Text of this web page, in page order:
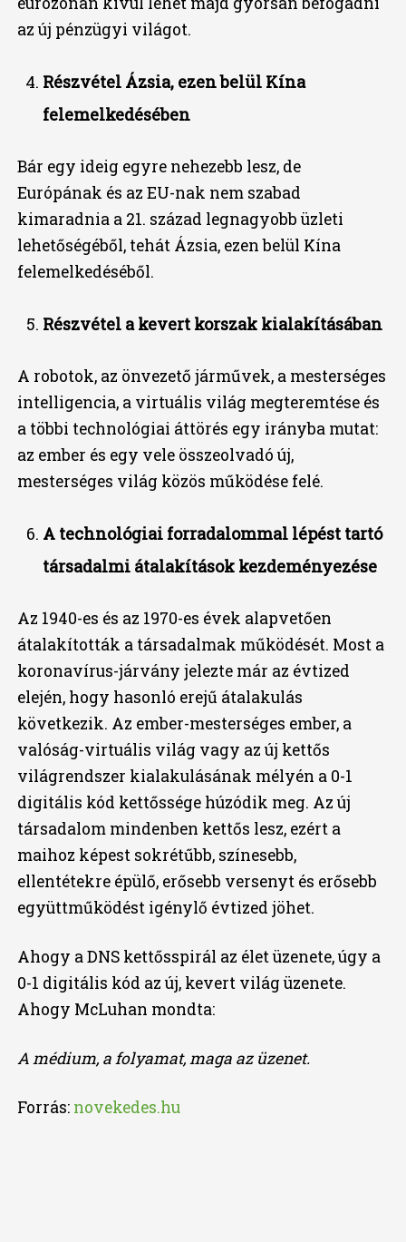
az új pénzügyi világot.
Részvétel Ázsia, ezen belül Kína
felemelkedésében
Bár egy ideig egyre nehezebb lesz, de
Európának és az EU-nak nem szabad
kimaradnia a 21. század legnagyobb üzleti
lehetőségéből, tehát Ázsia, ezen belül Kína
felemelkedéséből.
Részvétel a kevert korszak kialakításában
A robotok, az önvezető járművek, a mesterséges
intelligencia, a virtuális világ megteremtése és
a többi technológiai áttörés egy irányba mutat:
az ember és egy vele összeolvadó új,
mesterséges világ közös működése felé.
A technológiai forradalommal lépést tartó
társadalmi átalakítások kezdeményezése
Az 1940-es és az 1970-es évek alapvetően
átalakították a társadalmak működését. Most a
koronavírus-járvány jelezte már az évtized
elején, hogy hasonló erejű átalakulás
következik. Az ember-mesterséges ember, a
valóság-virtuális világ vagy az új kettős
világrendszer kialakulásának mélyén a 0-1
digitális kód kettőssége húzódik meg. Az új
társadalom mindenben kettős lesz, ezért a
maihoz képest sokrétűbb, színesebb,
ellentétekre épülő, erősebb versenyt és erősebb
együttműködést igénylő évtized jöhet.
Ahogy a DNS kettősspirál az élet üzenete, úgy a
0-1 digitális kód az új, kevert világ üzenete.
Ahogy McLuhan mondta:
A médium, a folyamat, maga az üzenet.
Forrás: novekedes.hu